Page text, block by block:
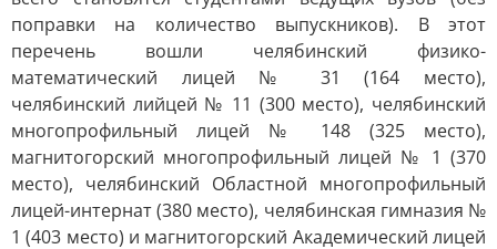
поправки на количество выпускников). В этот
перечень вошли челябинский физико-
математический лицей № 31 (164 место),
челябинский лийцей № 11 (300 место), челябинский
многопрофильный лицей № 148 (325 место),
магнитогорский многопрофильный лицей № 1 (370
место), челябинский Областной многопрофильный
лицей-интернат (380 место), челябинская гимназия №
1 (403 место) и магнитогорский Академический лицей